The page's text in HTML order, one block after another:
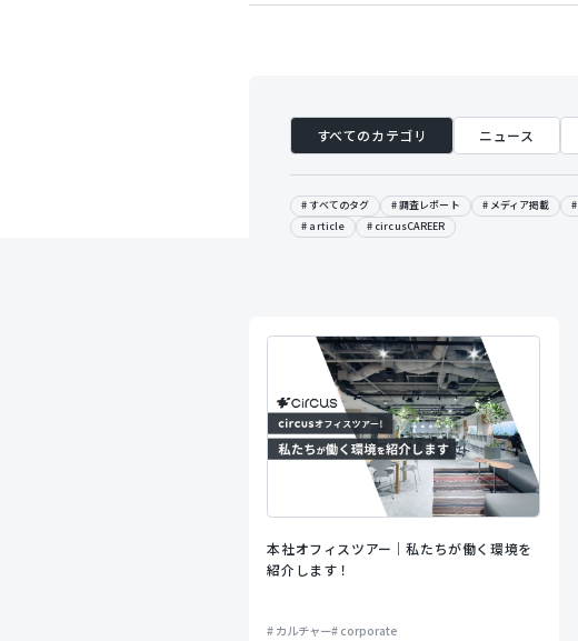
すべてのカテゴリ ニュース
すべてのタグ 調査レポート メディア掲載
article
circusCAREER
本社オフィスツアー｜私たちが働く環境を
紹介します！
カルチャー corporate